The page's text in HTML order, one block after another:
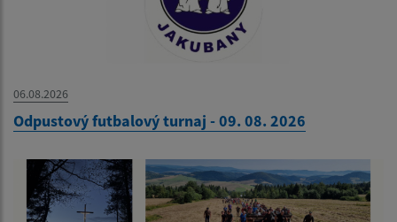
06.08.2026
Odpustový futbalový turnaj - 09. 08. 2026